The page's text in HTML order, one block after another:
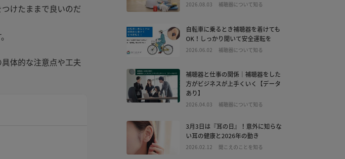
けたままで良いのだ
体的な注意点や工夫
2026.08.03 補聴器について知る
自転車に乗るとき補聴器を着けても
OK！しっかり聞いて安全運転を
2026.06.02 補聴器について知る
補聴器と仕事の関係｜補聴器をした
方がビジネスが上手くいく【データ
あり】
2026.04.03 補聴器について知る
3月3日は『耳の日』！意外に知らな
い耳の健康と2026年の動き
2026.02.12 聞こえのことを知る